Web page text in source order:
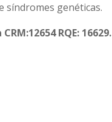
síndromes genéticas.
RQE: 16629.